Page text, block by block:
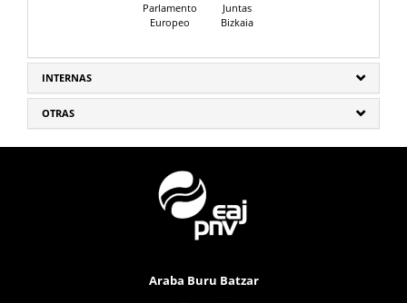
Parlamento
Europeo
Juntas
Bizkaia
INTERNAS
OTRAS
Araba Buru Batzar